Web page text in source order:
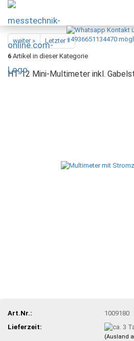
weiter »
Letzter »
6 Artikel in dieser Kategorie
HT 12 Mini-Multimeter inkl.
Art.Nr.:
1009180
Lieferzeit:
(Ausland